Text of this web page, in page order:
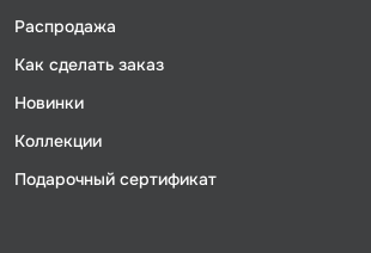
Распродажа
Как сделать заказ
Новинки
Коллекции
Подарочный сертификат